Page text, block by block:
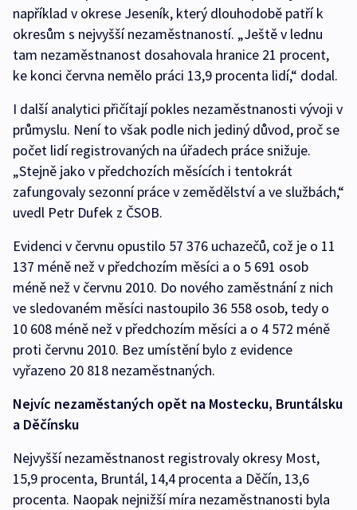
například v okrese Jeseník, který dlouhodobě patří k
okresům s nejvyšší nezaměstnaností. „Ještě v lednu
tam nezaměstnanost dosahovala hranice 21 procent,
ke konci června nemělo práci 13,9 procenta lidí,“ dodal.
I další analytici přičítají pokles nezaměstnanosti vývoji v
průmyslu. Není to však podle nich jediný důvod, proč se
počet lidí registrovaných na úřadech práce snižuje.
„Stejně jako v předchozích měsících i tentokrát
zafungovaly sezonní práce v zemědělství a ve službách,“
uvedl Petr Dufek z ČSOB.
Evidenci v červnu opustilo 57 376 uchazečů, což je o 11
137 méně než v předchozím měsíci a o 5 691 osob
méně než v červnu 2010. Do nového zaměstnání z nich
ve sledovaném měsíci nastoupilo 36 558 osob, tedy o
10 608 méně než v předchozím měsíci a o 4 572 méně
proti červnu 2010. Bez umístění bylo z evidence
vyřazeno 20 818 nezaměstnaných.
Nejvíc nezaměstaných opět na Mostecku, Bruntálsku
a Děčínsku
Nejvyšší nezaměstnanost registrovaly okresy Most,
15,9 procenta, Bruntál, 14,4 procenta a Děčín, 13,6
procenta. Naopak nejnižší míra nezaměstnanosti byla